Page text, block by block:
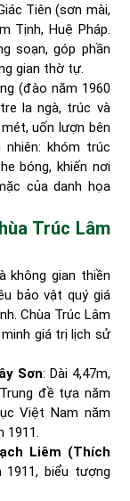
Tiên (sơn mài,
Tịnh, Huệ Pháp.
soạn, góp phần
gian thờ tự.
(đào năm 1960
la ngà, trúc và
uốn lượn bên
khóm trúc
bóng, khiến nơi
của danh họa
Trúc Lâm
không gian thiền
bảo vật quý giá
Chùa Trúc Lâm
giá trị lịch sử
Sơn: Dài 4,47m,
đề tựa năm
Việt Nam năm
1911.
Liêm (Thích
biểu tượng